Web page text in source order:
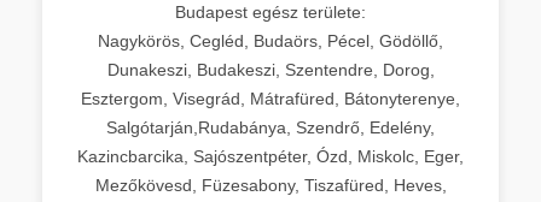
Budapest egész területe:
Nagykörös, Cegléd, Budaörs, Pécel, Gödöllő,
Dunakeszi, Budakeszi, Szentendre, Dorog,
Esztergom, Visegrád, Mátrafüred, Bátonyterenye,
Salgótarján,Rudabánya, Szendrő, Edelény,
Kazincbarcika, Sajószentpéter, Ózd, Miskolc, Eger,
Mezőkövesd, Füzesabony, Tiszafüred, Heves,